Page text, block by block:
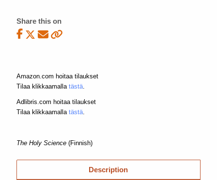
Share this on
Amazon.com hoitaa tilaukset
Tilaa klikkaamalla tästä.
Adlibris.com hoitaa tilaukset
Tilaa klikkaamalla tästä.
The Holy Science(Finnish)
Description